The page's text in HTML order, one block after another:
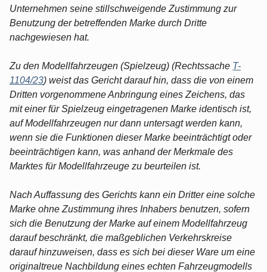
Unternehmen seine stillschweigende Zustimmung zur
Benutzung der betreffenden Marke durch Dritte
nachgewiesen hat.
Zu den Modellfahrzeugen (Spielzeug) (Rechtssache T-
1104/23) weist das Gericht darauf hin, dass die von einem
Dritten vorgenommene Anbringung eines Zeichens, das
mit einer für Spielzeug eingetragenen Marke identisch ist,
auf Modellfahrzeugen nur dann untersagt werden kann,
wenn sie die Funktionen dieser Marke beeinträchtigt oder
beeinträchtigen kann, was anhand der Merkmale des
Marktes für Modellfahrzeuge zu beurteilen ist.
Nach Auffassung des Gerichts kann ein Dritter eine solche
Marke ohne Zustimmung ihres Inhabers benutzen, sofern
sich die Benutzung der Marke auf einem Modellfahrzeug
darauf beschränkt, die maßgeblichen Verkehrskreise
darauf hinzuweisen, dass es sich bei dieser Ware um eine
originaltreue Nachbildung eines echten Fahrzeugmodells